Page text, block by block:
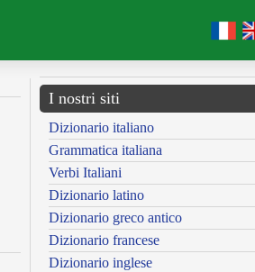
I nostri siti
Dizionario italiano
Grammatica italiana
Verbi Italiani
Dizionario latino
Dizionario greco antico
Dizionario francese
Dizionario inglese